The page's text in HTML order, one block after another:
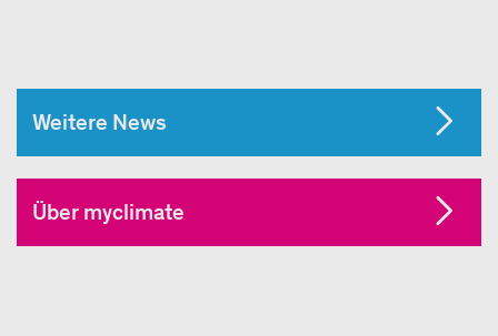
Weitere News
Über myclimate